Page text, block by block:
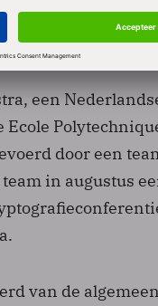
met Martin
een
door een
in augustus
van de algemeen